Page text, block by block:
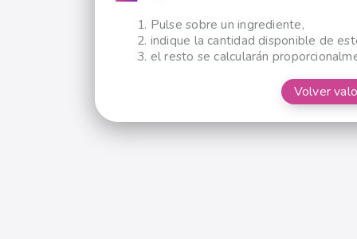
Pulse sobre un ingrediente,
indique la cantidad disponible de
el resto se calcularán
Volver